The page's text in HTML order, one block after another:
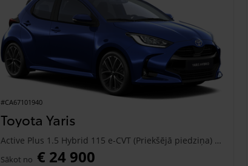
#CA67101940
Toyota Yaris
Active Plus 1.5 Hybrid 115 e-CVT (Priekšējā piedziņa) (68 kW)
Sākot no € 24 900